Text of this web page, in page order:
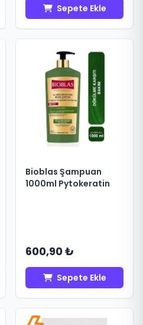
Sepete Ekle
Bioblas Şampuan
1000ml Pytokeratin
600,90 ₺
Sepete Ekle